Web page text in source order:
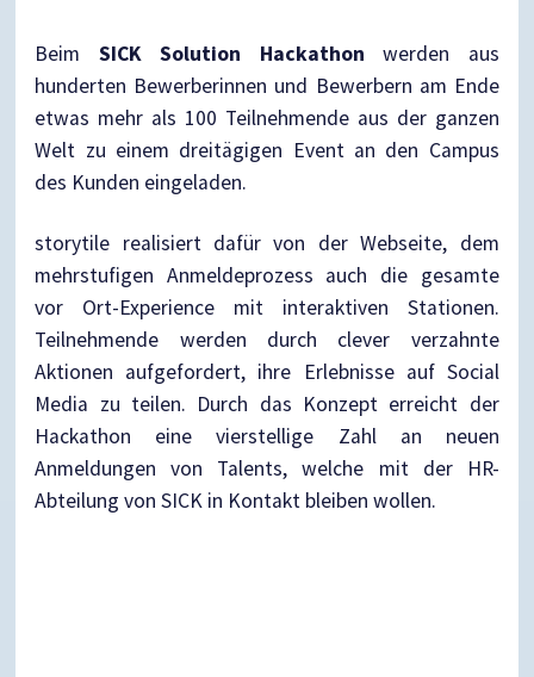
Beim SICK Solution Hackathon werden aus
hunderten Bewerberinnen und Bewerbern am Ende
etwas mehr als 100 Teilnehmende aus der ganzen
Welt zu einem dreitägigen Event an den Campus
des Kunden eingeladen.
storytile realisiert dafür von der Webseite, dem
mehrstufigen Anmeldeprozess auch die gesamte
vor Ort-Experience mit interaktiven Stationen.
Teilnehmende werden durch clever verzahnte
Aktionen aufgefordert, ihre Erlebnisse auf Social
Media zu teilen. Durch das Konzept erreicht der
Hackathon eine vierstellige Zahl an neuen
Anmeldungen von Talents, welche mit der HR-
Abteilung von SICK in Kontakt bleiben wollen.